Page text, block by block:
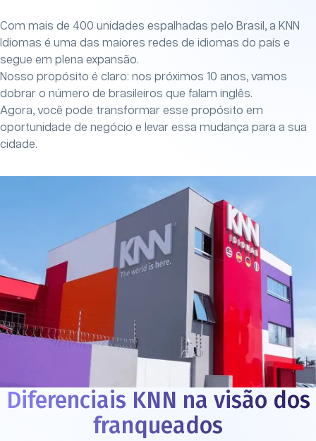
Com mais de 400 unidades espalhadas pelo Brasil, a KNN
Idiomas é uma das maiores redes de idiomas do país e
segue em plena expansão.
Nosso propósito é claro: nos próximos 10 anos, vamos
dobrar o número de brasileiros que falam inglês.
Agora, você pode transformar esse propósito em
oportunidade de negócio e levar essa mudança para a sua
cidade.
Diferenciais KNN na visão dos
franqueados